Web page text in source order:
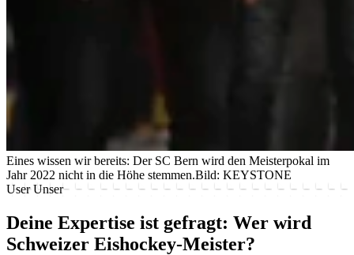
Eines wissen wir bereits: Der SC Bern wird den Meisterpokal im
Jahr 2022 nicht in die Höhe stemmen.Bild: KEYSTONE
User Unser
Deine Expertise ist gefragt: Wer wird
Schweizer Eishockey-Meister?